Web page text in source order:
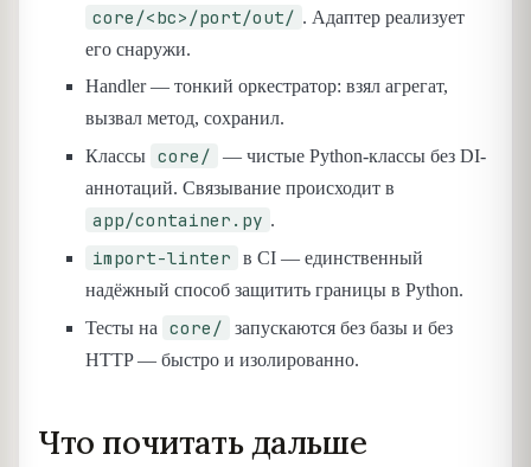
core/<bc>/port/out/ . Адаптер реализует
его снаружи.
Handler — тонкий оркестратор: взял агрегат,
вызвал метод, сохранил.
Классы core/
— чистые Python-классы без DI-
аннотаций. Связывание происходит в
app/container.py .
import-linter
в CI — единственный
надёжный способ защитить границы в Python.
Тесты на
core/
запускаются без базы и без
HTTP — быстро и изолированно.
Что почитать дальше